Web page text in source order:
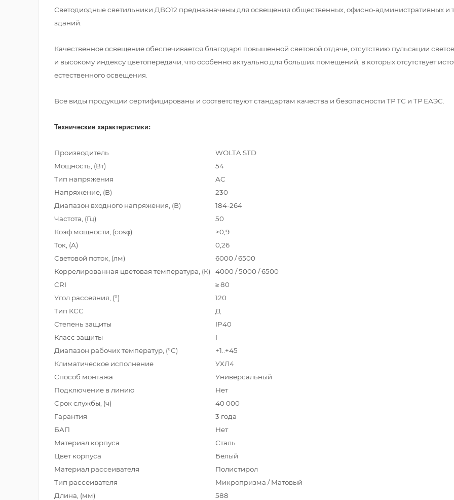
Светодиодные светильники ДВО12 предназначены для освещения общественных, офисно-административных и
зданий.
Качественное освещение обеспечивается благодаря повышенной световой отдаче, отсутствию пульсации
и высокому индексу цветопередачи, что особенно актуально для больших помещений, в которых отсутствует
естественного освещения.
Все виды продукции сертифицированы и соответствуют стандартам качества и безопасности ТР ТС и ТР ЕАЭС.
Технические характеристики:
Производитель
WOLTA STD
Мощность, (Вт)
54
Тип напряжения
AC
Напряжение, (В)
230
Диапазон входного напряжения, (В)
184-264
Частота, (Гц)
50
Коэф.мощности, (cosφ)
>0,9
Ток, (А)
0,26
Световой поток, (лм)
6000 / 6500
Коррелированная цветовая температура, (К)
4000 / 5000 / 6500
CRI
≥ 80
Угол рассеяния, (°)
120
Тип КСС
Д
Степень защиты
IP40
Класс защиты
I
Диапазон рабочих температур, (°С)
+1..+45
Климатическое исполнение
УХЛ4
Способ монтажа
Универсальный
Подключение в линию
Нет
Срок службы, (ч)
40 000
Гарантия
3 года
БАП
Нет
Материал корпуса
Сталь
Цвет корпуса
Белый
Материал рассеивателя
Полистирол
Тип рассеивателя
Микропризма / Матовый
Длина, (мм)
588